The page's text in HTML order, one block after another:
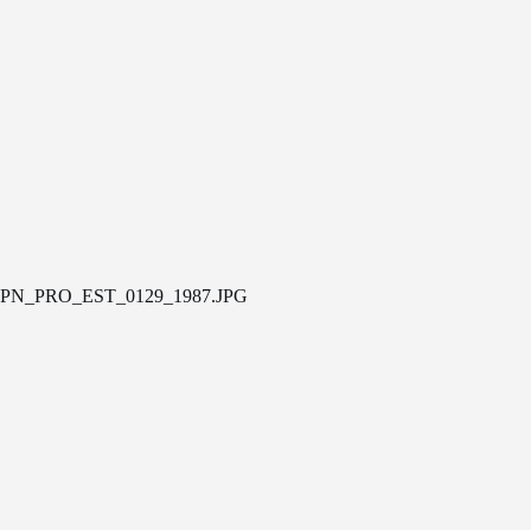
PN_PRO_EST_0129_1987.JPG